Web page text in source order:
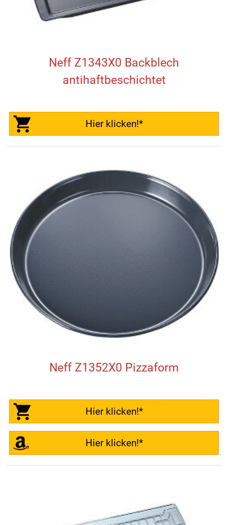
Neff Z1343X0 Backblech
antihaftbeschichtet
Hier klicken!*
Neff Z1352X0 Pizzaform
Hier klicken!*
Hier klicken!*